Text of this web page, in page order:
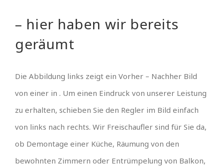
– hier haben wir bereits
geräumt
Die Abbildung links zeigt ein Vorher – Nachher Bild
von einer in . Um einen Eindruck von unserer Leistung
zu erhalten, schieben Sie den Regler im Bild einfach
von links nach rechts. Wir Freischaufler sind für Sie da,
ob Demontage einer Küche, Räumung von den
bewohnten Zimmern oder Entrümpelung von Balkon,